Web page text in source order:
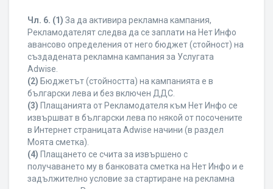
Чл. 6. (1) За да активира рекламна кампания,
Рекламодателят следва да се заплати на Нет Инфо
авансово определения от него бюджет (стойност) на
създадената рекламна кампания за Услугата
Adwise.
(2) Бюджетът (стойността) на кампанията е в
български лева и без включен ДДС.
(3) Плащанията от Рекламодателя към Нет Инфо се
извършват в български лева по някой от посочените
в Интернет страницата Adwise начини (в раздел
Моята сметка).
(4) Плащането се счита за извършено с
получаването му в банковата сметка на Нет Инфо и е
задължително условие за стартиране на рекламна